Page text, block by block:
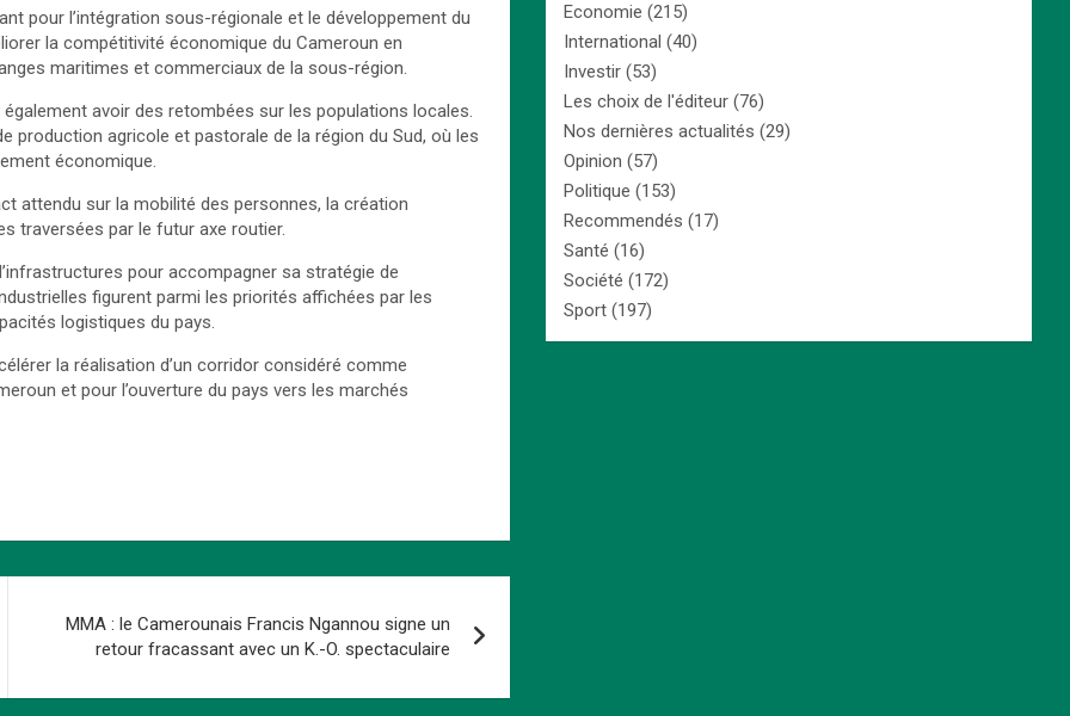
pour l’intégration sous-régionale et le développement du
la compétitivité économique du Cameroun en
maritimes et commerciaux de la sous-région.
avoir des retombées sur les populations locales.
production agricole et pastorale de la région du Sud, où les
économique.
attendu sur la mobilité des personnes, la création
traversées par le futur axe routier.
pour accompagner sa stratégie de
figurent parmi les priorités affichées par les
logistiques du pays.
la réalisation d’un corridor considéré comme
et pour l’ouverture du pays vers les marchés
MMA : le Camerounais Francis Ngannou signe un
retour fracassant avec un K.-O. spectaculaire
Economie (215)
International (40)
Investir (53)
Les choix de l'éditeur (76)
Nos dernières actualités (29)
Opinion (57)
Politique (153)
Recommendés (17)
Santé (16)
Société (172)
Sport (197)